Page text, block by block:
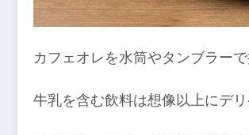
カフェオレを水筒やタンブラー
牛乳を含む飲料は想像以上にデ